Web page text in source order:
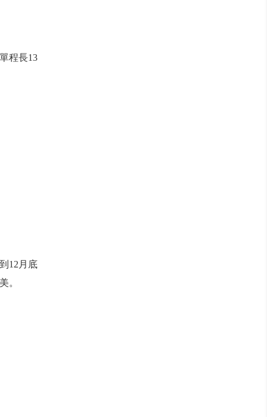
程長13
12月底
。